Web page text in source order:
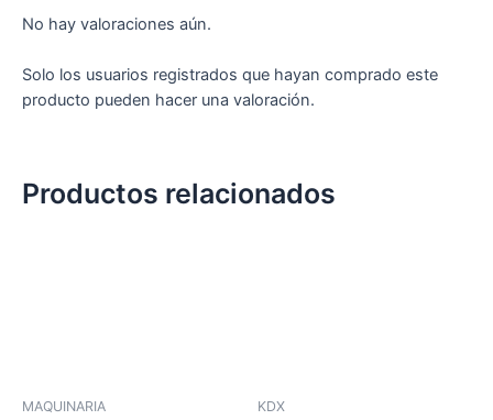
No hay valoraciones aún.
Solo los usuarios registrados que hayan comprado este
producto pueden hacer una valoración.
Productos relacionados
MAQUINARIA KDX